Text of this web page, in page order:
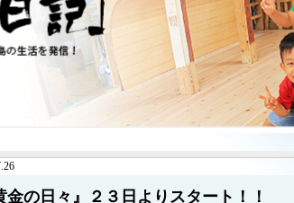
金の日々』２３日よりスタート！！